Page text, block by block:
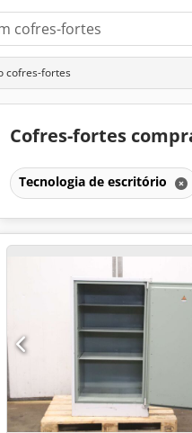
cofres-fortes
Cofres-fortes
Tecnologia de escritório